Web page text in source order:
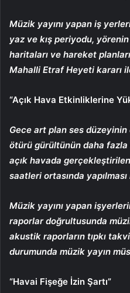
Müzik yayını yapan iş
yaz ve kış periyodu,
haritaları ve hareket
Mahalli Etraf Heyeti kararı
“Açık Hava Etkinliklerine
Gece art plan ses düzeyinin
ötürü gürültünün daha fazla
açık havada
saatleri ortasında yapılması
Müzik yayını yapan
raporlar doğrultusunda
akustik raporların tıpkı
durumunda müzik yayın
“Havai Fişeğe İzin Şartı”